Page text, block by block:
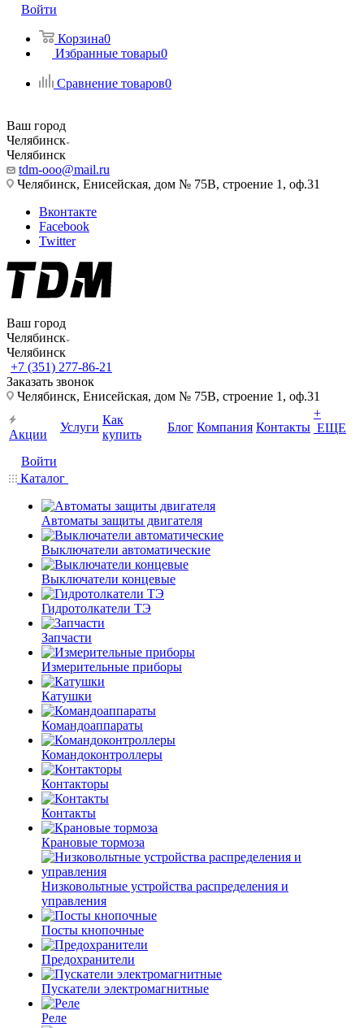
Войти
Корзина0
Избранные товары0
Сравнение товаров0
Ваш город
Челябинск
Челябинск
tdm-ooo@mail.ru
Челябинск, Енисейская, дом № 75В, строение 1, оф.31
Вконтакте
Facebook
Twitter
Ваш город
Челябинск
Челябинск
+7 (351) 277-86-21
Заказать звонок
Челябинск, Енисейская, дом № 75В, строение 1, оф.31
Акции
Услуги
Как
купить
Блог Компания Контакты
+
ЕЩЕ
Войти
Каталог
Автоматы защиты двигателя
Выключатели автоматические
Выключатели концевые
Гидротолкатели ТЭ
Запчасти
Измерительные приборы
Катушки
Командоаппараты
Командоконтроллеры
Контакторы
Контакты
Крановые тормоза
Низковольтные устройства распределения и
управления
Посты кнопочные
Предохранители
Пускатели электромагнитные
Реле